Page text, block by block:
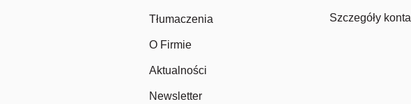
Tłumaczenia
O Firmie
Aktualności
Newsletter
Szczegóły konta